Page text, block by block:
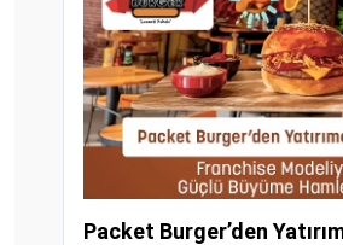
Packet Burger’den